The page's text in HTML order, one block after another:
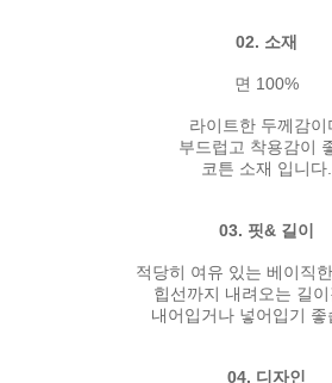
02. 소재
면 100%
라이트한 두께감이
부드럽고 착용감이
코튼 소재 입니다.
03. 핏& 길이
적당히 여유 있는 베이직
힙선까지 내려오는 길이
내어입거나 넣어입기 좋
04. 디자인